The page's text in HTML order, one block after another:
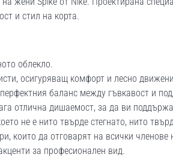
и стил на корта.
облекло.
осигуряващ комфорт и лесно
баланс между гъвкавост и
отлична дишаемост, за да ви
не е нито твърде стегнато, нито
които да отговарят на всички членове
за професионален вид.